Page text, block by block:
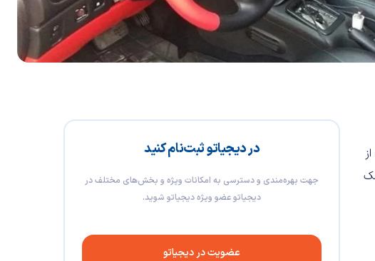
در دیجیاتو ثبت‌نام کنید
جهت بهره‌مندی و دسترسی به امکانات ویژه و بخش‌های مختلف در
دیجیاتو عضو ویژه دیجیاتو شوید.
عضویت در دیجیاتو